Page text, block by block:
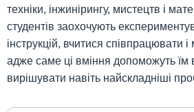
техніки, інжинірингу, мистецтв і
студентів заохочують
інструкцій, вчитися співпрацювати
адже саме ці вміння допоможуть їм
вирішувати навіть найскладніші